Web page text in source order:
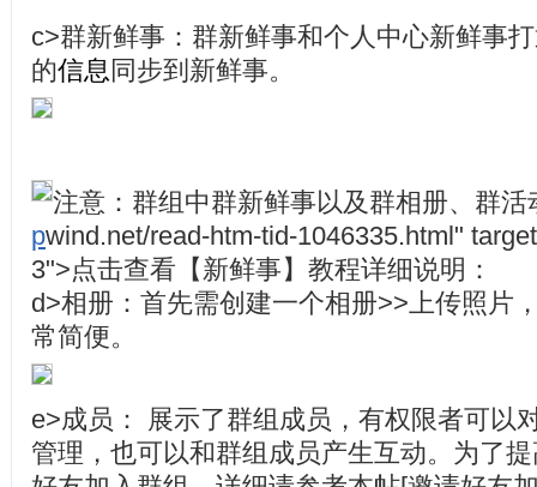
c>群新鲜事：群新鲜事和个人中心新鲜事
的信息同步到新鲜事。
注意：群组中群新鲜事以及群相册、群
pwind.net/read-htm-tid-1046335.html"
3">点击查看【新鲜事】教程详细说明：
d>相册：首先需创建一个相册>>上传照片
常简便。
e>成员： 展示了群组成员，有权限者可以
管理，也可以和群组成员产生互动。为了